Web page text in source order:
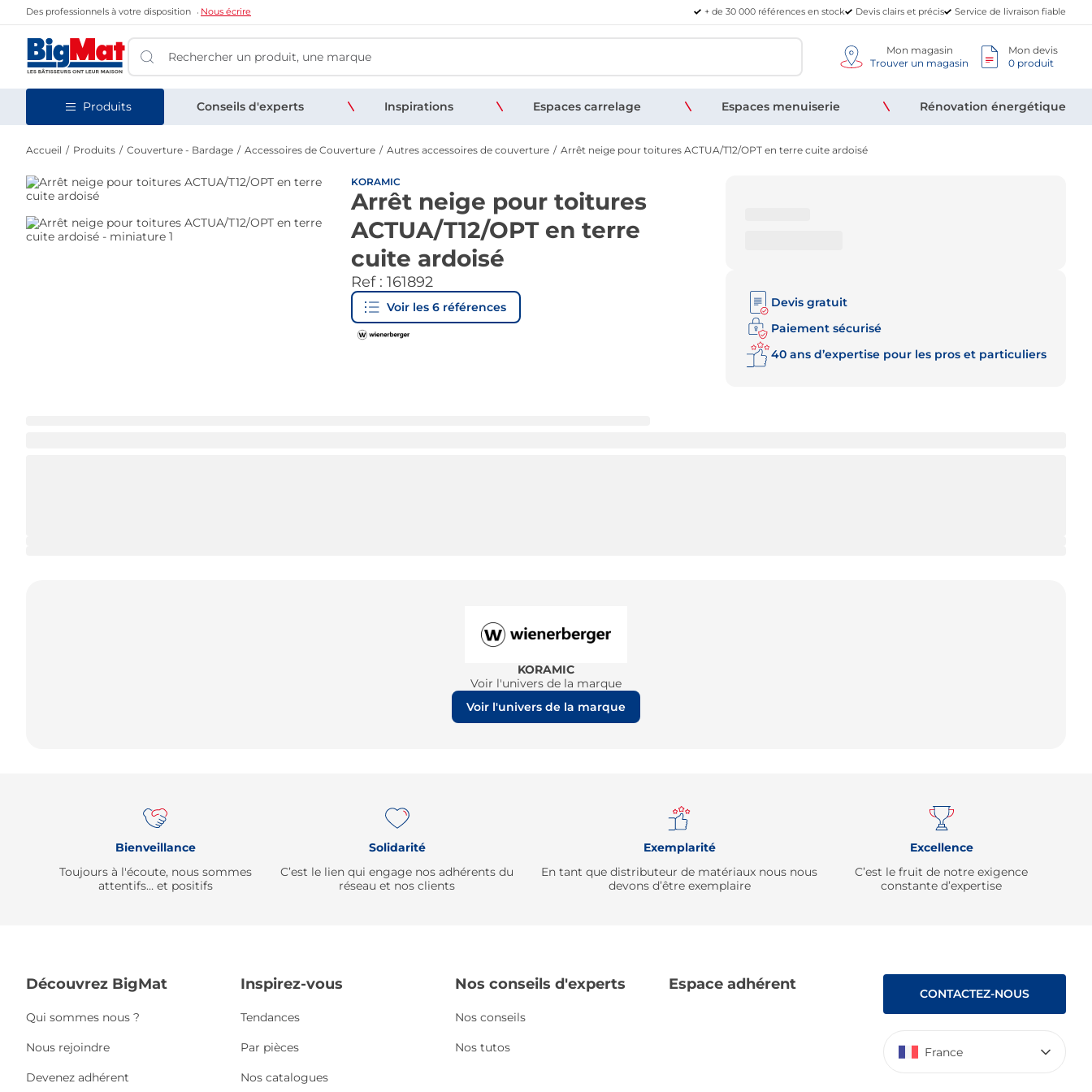
Des professionnels à votre disposition Nous écrire + de 30 000 références en stock Devis clairs et précis Service de livraison fiable
Mon magasin
Trouver un magasin
Mon devis
0 produit
Produits Conseils d'experts Inspirations Espaces carrelage Espaces menuiserie Rénovation énergétique
Accueil Produits Couverture - Bardage Accessoires de Couverture Autres accessoires de couverture Arrêt neige pour toitures ACTUA/T12/OPT en terre cuite ardoisé
KORAMIC
Arrêt neige pour toitures
ACTUA/T12/OPT en terre
cuite ardoisé
Ref : 161892
Voir les 6 références
Devis gratuit
Paiement sécurisé
40 ans d’expertise pour les pros et particuliers
KORAMIC
Voir l'univers de la marque
Voir l'univers de la marque
Bienveillance
Toujours à l'écoute, nous sommes
attentifs… et positifs
Solidarité
C’est le lien qui engage nos adhérents du
réseau et nos clients
Exemplarité
En tant que distributeur de matériaux nous nous
devons d’être exemplaire
Excellence
C’est le fruit de notre exigence
constante d’expertise
Découvrez BigMat
Qui sommes nous ?
Nous rejoindre
Devenez adhérent
Inspirez-vous
Tendances
Par pièces
Nos catalogues
Nos conseils d'experts
Nos conseils
Nos tutos
Espace adhérent
CONTACTEZ-NOUS
France